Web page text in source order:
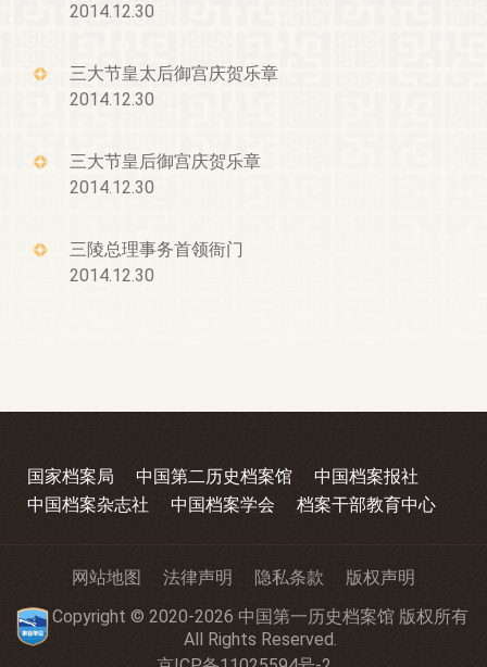
2014.12.30
三大节皇太后御宫庆贺乐章
2014.12.30
三大节皇后御宫庆贺乐章
2014.12.30
三陵总理事务首领衙门
2014.12.30
国家档案局 中国第二历史档案馆
中国档案报社
中国档案杂志社
中国档案学会 档案干部教育中心
网站地图 法律声明 隐私条款
版权声明
Copyright © 2020-2026 中国第一历史档案馆 版权所有
All Rights Reserved.